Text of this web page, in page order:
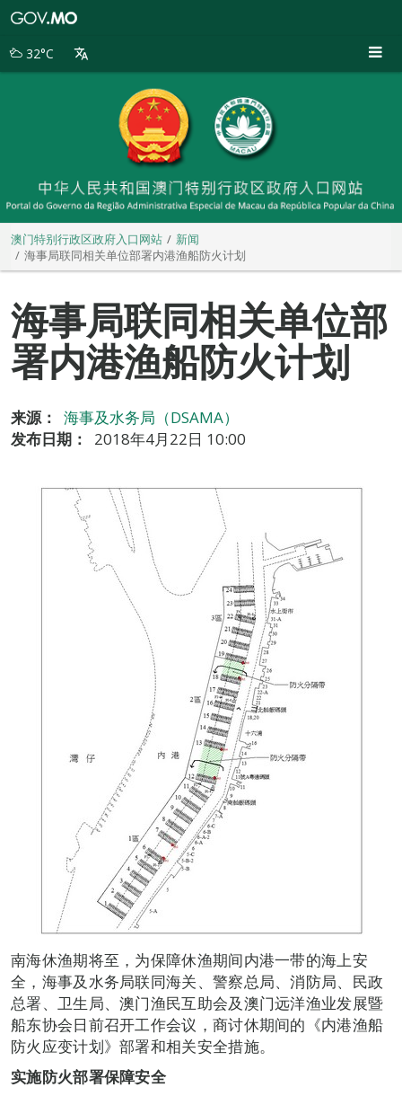
别
32°C
澳门特别行政区政府入口网站
新闻
海事局联同相关单位部署内港渔船防火计划
海事局联同相关单位部
署内港渔船防火计划
来源：
海事及水务局（DSAMA）
发布日期：
2018年4月22日 10:00
南海休渔期将至，为保障休渔期间内港一带的海上安
全，海事及水务局联同海关、警察总局、消防局、民政
总署、卫生局、澳门渔民互助会及澳门远洋渔业发展暨
船东协会日前召开工作会议，商讨休期间的《内港渔船
防火应变计划》部署和相关安全措施。
实施防火部署保障安全